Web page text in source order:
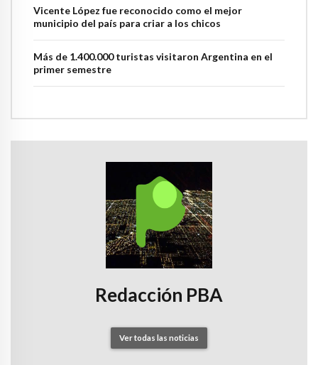
Vicente López fue reconocido como el mejor
municipio del país para criar a los chicos
Más de 1.400.000 turistas visitaron Argentina en el
primer semestre
Redacción PBA
Ver todas las noticias